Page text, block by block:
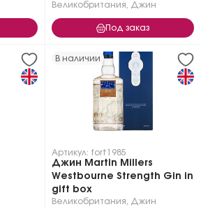
Великобритания Джин
Под заказ
В наличии
Артикул: fort1985
Джин Martin Millers
Westbourne Strength Gin in
gift box
Великобритания Джин